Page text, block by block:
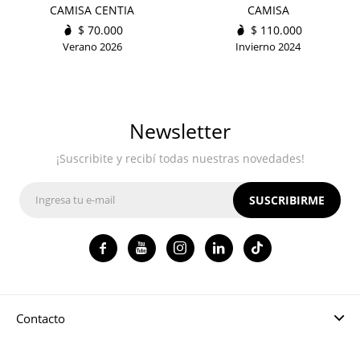
CAMISA CENTIA
$ 70.000
Verano 2026
CAMISA
$ 110.000
Invierno 2024
Contacto
Newsletter
¡Suscribite y recibí todas nuestras novedades!
SUSCRIBIRME
   